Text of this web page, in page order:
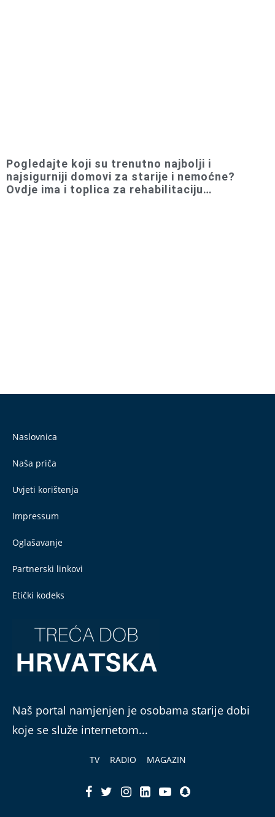
Pogledajte koji su trenutno najbolji i
najsigurniji domovi za starije i nemoćne?
Ovdje ima i toplica za rehabilitaciju…
Naslovnica
Naša priča
Uvjeti korištenja
Impressum
Oglašavanje
Partnerski linkovi
Etički kodeks
Naš portal namjenjen je osobama starije dobi
koje se služe internetom...
TV RADIO MAGAZIN